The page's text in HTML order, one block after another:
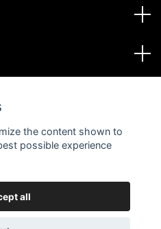
the content shown to
possible experience
all